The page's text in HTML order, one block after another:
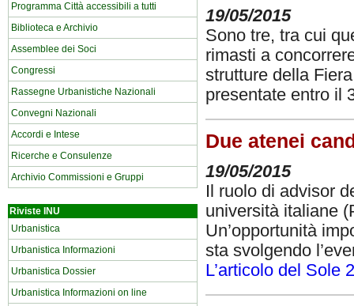
Programma Città accessibili a tutti
Biblioteca e Archivio
Assemblee dei Soci
Congressi
Rassegne Urbanistiche Nazionali
Convegni Nazionali
Accordi e Intese
Ricerche e Consulenze
Archivio Commissioni e Gruppi
Riviste INU
Urbanistica
Urbanistica Informazioni
Urbanistica Dossier
Urbanistica Informazioni on line
19/05/2015
Sono tre, tra cui
rimasti a
strutture della
presentate entro il
Due atenei
19/05/2015
Il ruolo di advisor
università italiane
Un’opportunità
sta svolgendo
L’articolo del Sole